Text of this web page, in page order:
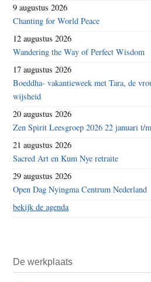
9 augustus 2026
Chanting for World Peace
12 augustus 2026
Wandering the Way of Perfect Wisdom
17 augustus 2026
Boeddha- vakantieweek met Tara, de
wijsheid
20 augustus 2026
Zen Spirit Leesgroep 2026 22 januari t/
21 augustus 2026
Sacred Art en Kum Nye retraite
29 augustus 2026
Open Dag Nyingma Centrum Nederland
bekijk de agenda
De werkplaats